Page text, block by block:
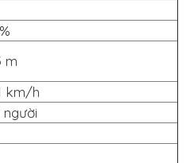
m
km/h
người